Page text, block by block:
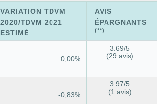
VARIATION TDVM
2020/TDVM 2021
ESTIMÉ
AVIS
ÉPARGNANTS
(**)
0,00%
3.69/5
(29 avis)
-0,83%
3.97/5
(1 avis)